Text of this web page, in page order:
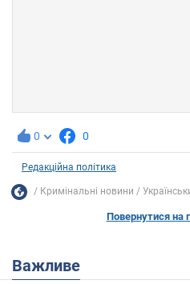
0 0
Редакційна політика
Кримінальні новини
Повернутися на
Важливе